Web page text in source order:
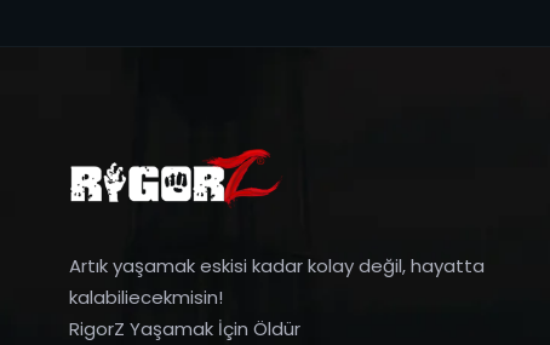
Artık yaşamak eskisi kadar kolay değil, hayatta
kalabiliecekmisin!
RigorZ Yaşamak İçin Öldür